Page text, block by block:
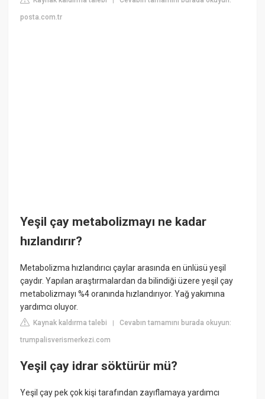
posta.com.tr
Yeşil çay metabolizmayı ne kadar
hızlandırır?
Metabolizma hızlandırıcı çaylar arasında en ünlüsü yeşil
çaydır. Yapılan araştırmalardan da bilindiği üzere yeşil çay
metabolizmayı %4 oranında hızlandırıyor. Yağ yakımına
yardımcı oluyor.
Kaynak kaldırma talebi |Cevabın tamamını burada okuyun:
trumpalisverismerkezi.com
Yeşil çay idrar söktürür mü?
Yeşil çay pek çok kişi tarafından zayıflamaya yardımcı